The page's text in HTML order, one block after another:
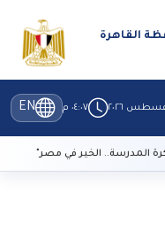
القاهرة
٠٤:٠٧ م EN
الخير في مصر"